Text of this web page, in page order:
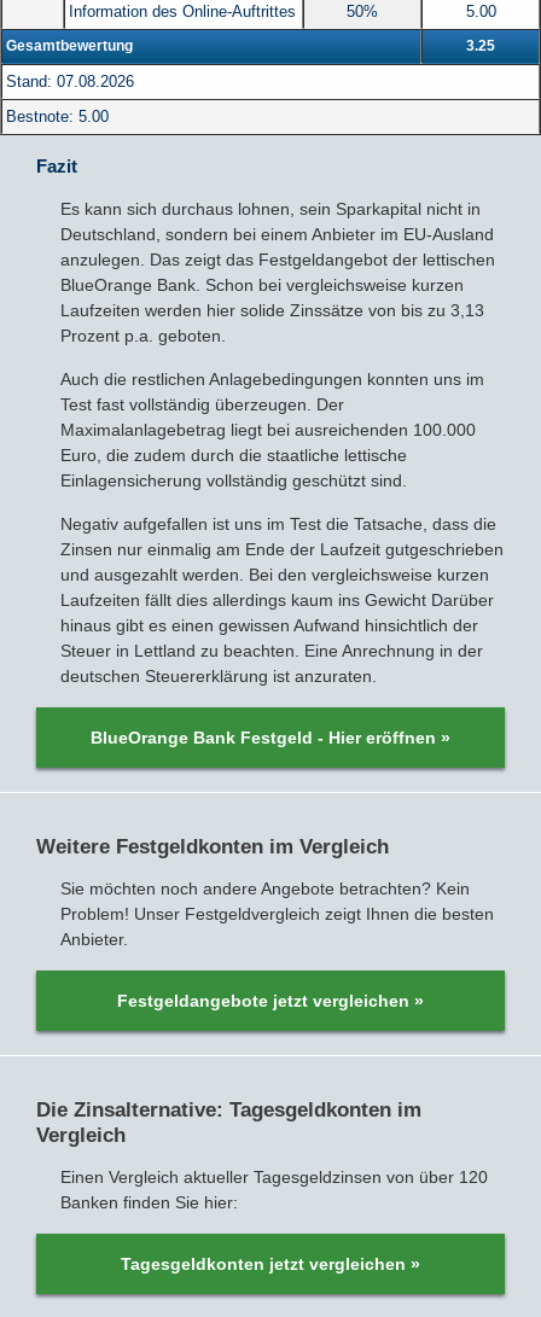
Information des Online-Auftrittes 50% 5.00
Gesamtbewertung 3.25
Stand: 07.08.2026
Bestnote: 5.00
Fazit
Es kann sich durchaus lohnen, sein Sparkapital nicht in
Deutschland, sondern bei einem Anbieter im EU-Ausland
anzulegen. Das zeigt das Festgeldangebot der lettischen
BlueOrange Bank. Schon bei vergleichsweise kurzen
Laufzeiten werden hier solide Zinssätze von bis zu 3,13
Prozent p.a. geboten.
Auch die restlichen Anlagebedingungen konnten uns im
Test fast vollständig überzeugen. Der
Maximalanlagebetrag liegt bei ausreichenden 100.000
Euro, die zudem durch die staatliche lettische
Einlagensicherung vollständig geschützt sind.
Negativ aufgefallen ist uns im Test die Tatsache, dass die
Zinsen nur einmalig am Ende der Laufzeit gutgeschrieben
und ausgezahlt werden. Bei den vergleichsweise kurzen
Laufzeiten fällt dies allerdings kaum ins Gewicht Darüber
hinaus gibt es einen gewissen Aufwand hinsichtlich der
Steuer in Lettland zu beachten. Eine Anrechnung in der
deutschen Steuererklärung ist anzuraten.
BlueOrange Bank Festgeld - Hier eröffnen »
Weitere Festgeldkonten im Vergleich
Sie möchten noch andere Angebote betrachten? Kein
Problem! Unser Festgeldvergleich zeigt Ihnen die besten
Anbieter.
Festgeldangebote jetzt vergleichen »
Die Zinsalternative: Tagesgeldkonten im
Vergleich
Einen Vergleich aktueller Tagesgeldzinsen von über 120
Banken finden Sie hier:
Tagesgeldkonten jetzt vergleichen »